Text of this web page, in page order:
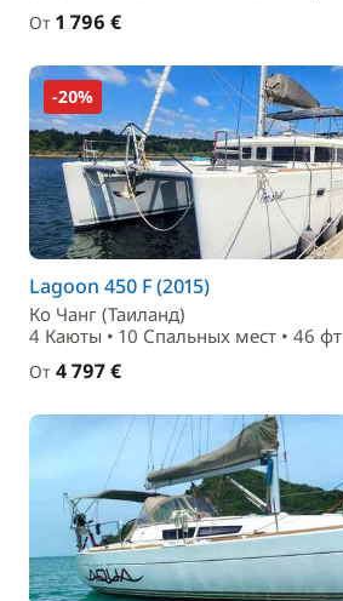
От 1 796 €
-20%
Lagoon 450 F (2015)
Ко Чанг (Таиланд)
4 Каюты • 10 Спальныx мест • 46 фт
От 4 797 €